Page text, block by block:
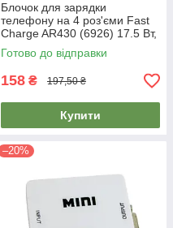
Блочок для зарядки
телефону на 4 роз'єми Fast
Charge AR430 (6926) 17.5 Вт,
зарядка для телефону
Готово до відправки
158 ₴ 197,50 ₴
Купити
–20%